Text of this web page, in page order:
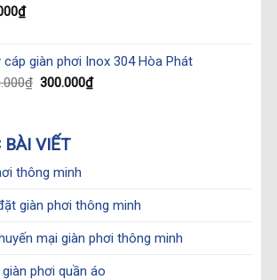
₫
cáp giàn phơi Inox 304 Hòa Phát
₫ Original
399.000₫.
300.000₫Current
BÀI VIẾT
thông minh
giàn phơi thông minh
mại giàn phơi thông minh
phơi quần áo